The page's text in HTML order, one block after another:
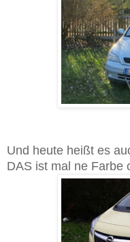
Und heute heißt es
DAS ist mal ne Farbe